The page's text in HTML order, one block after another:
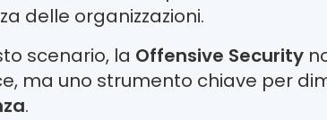
delle organizzazioni.
scenario, la Offensive Security
ma uno strumento chiave per
.